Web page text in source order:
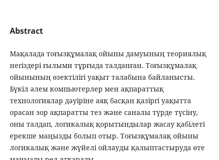
Abstract
Мақалада тоғызқұмалақ ойыны дамуының теориялық
негіздері ғылыми тұрғыда талданған. Тоғызқұмалақ
ойынының өзектілігі уақыт талабына байланысты.
Бүкіл әлем компьютерлер мен ақпараттық
технологиялар дәуіріне аяқ басқан қазіргі уақытта
орасан зор ақпаратты тез және саналы түрде түсіну,
оны талдап, логикалық қорытындылар жасау қабілеті
ерекше маңызды болып отыр. Тоғызқұмалақ ойыны
логикалық және жүйелі ойлауды қалыптастыруда өте